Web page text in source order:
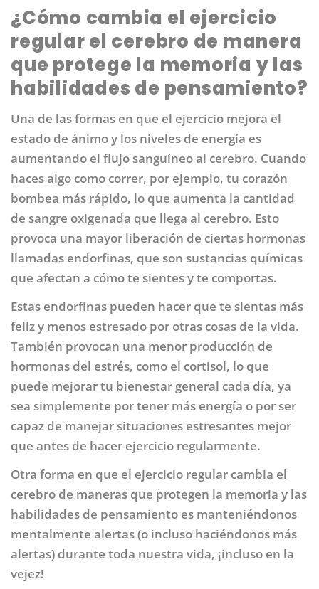
¿Cómo cambia el ejercicio
regular el cerebro de manera
que protege la memoria y las
habilidades de pensamiento?
Una de las formas en que el ejercicio mejora el
estado de ánimo y los niveles de energía es
aumentando el flujo sanguíneo al cerebro. Cuando
haces algo como correr, por ejemplo, tu corazón
bombea más rápido, lo que aumenta la cantidad
de sangre oxigenada que llega al cerebro. Esto
provoca una mayor liberación de ciertas hormonas
llamadas endorfinas, que son sustancias químicas
que afectan a cómo te sientes y te comportas.
Estas endorfinas pueden hacer que te sientas más
feliz y menos estresado por otras cosas de la vida.
También provocan una menor producción de
hormonas del estrés, como el cortisol, lo que
puede mejorar tu bienestar general cada día, ya
sea simplemente por tener más energía o por ser
capaz de manejar situaciones estresantes mejor
que antes de hacer ejercicio regularmente.
Otra forma en que el ejercicio regular cambia el
cerebro de maneras que protegen la memoria y las
habilidades de pensamiento es manteniéndonos
mentalmente alertas (o incluso haciéndonos más
alertas) durante toda nuestra vida, ¡incluso en la
vejez!